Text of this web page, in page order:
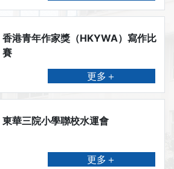
香港青年作家獎（HKYWA）寫作比
賽
更多＋
東華三院小學聯校水運會
更多＋